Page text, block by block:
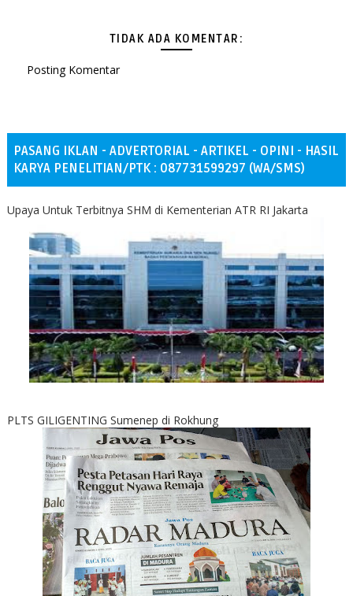
TIDAK ADA KOMENTAR:
Posting Komentar
PASANG IKLAN - ADVERTORIAL - ARTIKEL - OPINI - HASIL
KARYA PENELITIAN/PTK : 087731599297 (WA/SMS)
Upaya Untuk Terbitnya SHM di Kementerian ATR RI Jakarta
PLTS GILIGENTING Sumenep di Rokhung